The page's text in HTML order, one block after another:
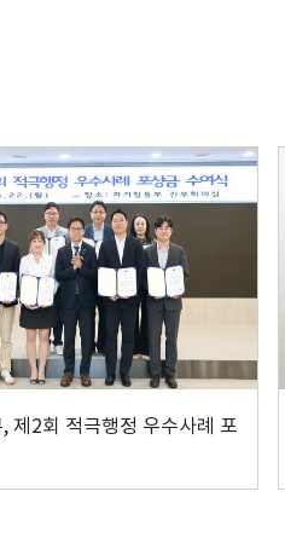
제2회 적극행정 우수사례 포